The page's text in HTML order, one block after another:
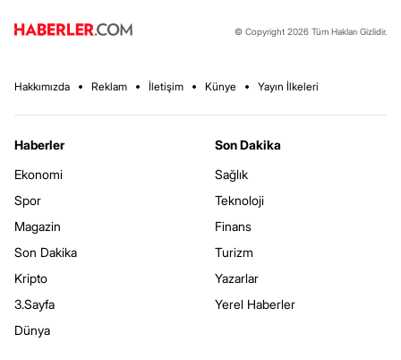
© Copyright 2026 Tüm Hakları Gizlidir.
Hakkımızda Reklam İletişim Künye Yayın İlkeleri
Haberler
Ekonomi
Spor
Magazin
Son Dakika
Kripto
3.Sayfa
Dünya
Son Dakika
Sağlık
Teknoloji
Finans
Turizm
Yazarlar
Yerel Haberler